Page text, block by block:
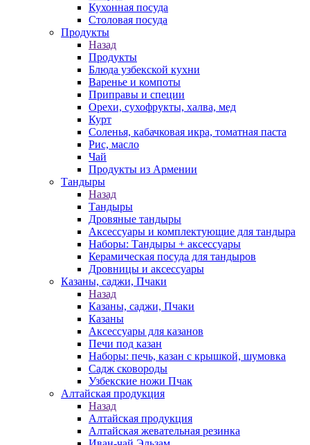
Кухонная посуда
Столовая посуда
Продукты
Назад
Продукты
Блюда узбекской кухни
Варенье и компоты
Приправы и специи
Орехи, сухофрукты, халва, мед
Курт
Соленья, кабачковая икра, томатная паста
Рис, масло
Чай
Продукты из Армении
Тандыры
Назад
Тандыры
Дровяные тандыры
Аксессуары и комплектующие для тандыра
Наборы: Тандыры + аксессуары
Керамическая посуда для тандыров
Дровницы и аксессуары
Казаны, саджи, Пчаки
Назад
Казаны, саджи, Пчаки
Казаны
Аксессуары для казанов
Печи под казан
Наборы: печь, казан с крышкой, шумовка
Садж сковороды
Узбекские ножи Пчак
Алтайская продукция
Назад
Алтайская продукция
Алтайская жевательная резинка